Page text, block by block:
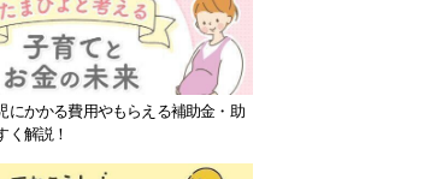
にかかる費用やもらえる補助金・助
く解説！